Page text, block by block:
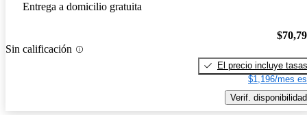
Entrega a domicilio gratuita
Sin calificación
El precio incluye tasas
$1,196/mes
Verif. disponibilidad